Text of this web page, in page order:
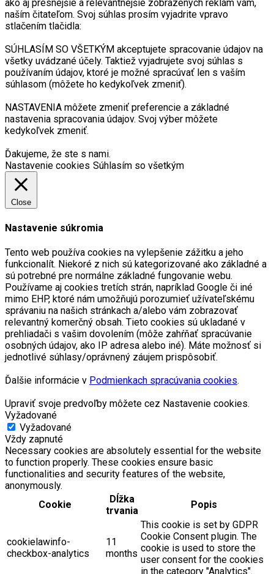
ako aj presnejšie a relevantnejšie zobrazených reklám vám,
naším čitateľom. Svoj súhlas prosím vyjadrite vpravo
stlačením tlačidla:
SÚHLASÍM SO VŠETKÝM akceptujete spracovanie údajov na
všetky uvádzané účely. Taktiež vyjadrujete svoj súhlas s
používaním údajov, ktoré je možné spracúvať len s vaším
súhlasom (môžete ho kedykoľvek zmeniť).
NASTAVENIA môžete zmeniť preferencie a základné
nastavenia spracovania údajov. Svoj výber môžete
kedykoľvek zmeniť.
Ďakujeme, že ste s nami.
Nastavenie cookies Súhlasím so všetkým
Close
Nastavenie súkromia
Tento web používa cookies na vylepšenie zážitku a jeho
funkcionalít. Niekoré z nich sú kategorizované ako základné a
sú potrebné pre normálne základné fungovanie webu.
Používame aj cookies tretích strán, napríklad Google či iné
mimo EHP, ktoré nám umožňujú porozumieť užívateľskému
správaniu na našich stránkach a/alebo vám zobrazovať
relevantný komerčný obsah. Tieto cookies sú ukladané v
prehliadači s vašim dovolením (môže zahŕňať spracúvanie
osobných údajov, ako IP adresa alebo iné). Máte možnosť si
jednotlivé súhlasy/oprávnený záujem prispôsobiť.
Ďalšie informácie v Podmienkach spracúvania cookies.
Upraviť svoje predvoľby môžete cez Nastavenie cookies.
Vyžadované
Vyžadované
Vždy zapnuté
Necessary cookies are absolutely essential for the website
to function properly. These cookies ensure basic
functionalities and security features of the website,
anonymously.
Cookie
Dĺžka
trvania
Popis
cookielawinfo-
checkbox-analytics
11
months
This cookie is set by GDPR
Cookie Consent plugin. The
cookie is used to store the
user consent for the cookies
in the category "Analytics".